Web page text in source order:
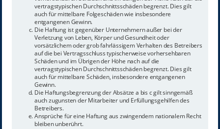
vertragstypischen Durchschnittsschäden begrenzt. Dies gilt
auch für mittelbare Folgeschäden wie insbesondere
entgangenen Gewinn.
Die Haftung ist gegenüber Unternehmern außer bei der
Verletzung von Leben, Körper und Gesundheit oder
vorsätzlichem oder grob fahrlässigem Verhalten des Betreibers
auf die bei Vertragsschluss typischerweise vorhersehbaren
Schäden und im Übrigen der Höhe nach auf die
vertragstypischen Durchschnittsschäden begrenzt. Dies gilt
auch für mittelbare Schäden, insbesondere entgangenen
Gewinn.
Die Haftungsbegrenzung der Absätze a bis c gilt sinngemäß
auch zugunsten der Mitarbeiter und Erfüllungsgehilfen des
Betreibers.
Ansprüche für eine Haftung aus zwingendem nationalem Recht
bleiben unberührt.